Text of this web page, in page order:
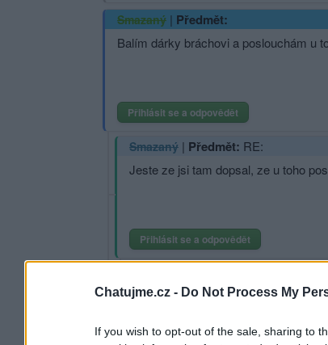
Chatujme.cz - Do Not Process My
If you wish to opt-out of the sale, sharing to
Smazaný | Předmět:
Balím dárky bráchovi a poslouchám u
Přihlásit se a odpovědět
Smazaný | Předmět: RE:
Jeste ze jsi tam dopsal, ze u toho
Přihlásit se a odpovědět
Chytré, že?